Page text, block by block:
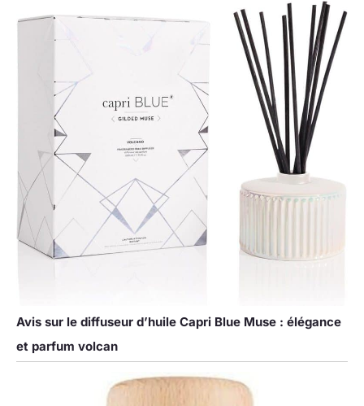
Avis sur le diffuseur d’huile Capri Blue Muse : élégance
et parfum volcan